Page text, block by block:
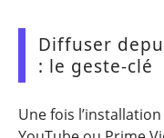
Diffuser
: le geste-clé
Une fois